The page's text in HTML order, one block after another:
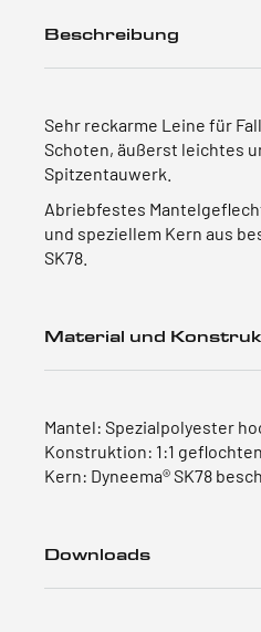
Beschreibung
Sehr reckarme Leine für
Schoten, äußerst leichtes
Spitzentauwerk.
Abriebfestes
und speziellem Kern aus
SK78.
Material und
Mantel: Spezialpolyester
Konstruktion: 1:1 geflochten
Kern: Dyneema® SK78
Downloads